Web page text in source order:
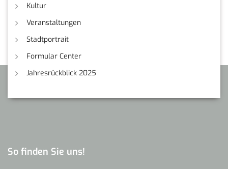
Kultur
Veranstaltungen
Stadtportrait
Formular Center
Jahresrückblick 2025
So finden Sie uns!